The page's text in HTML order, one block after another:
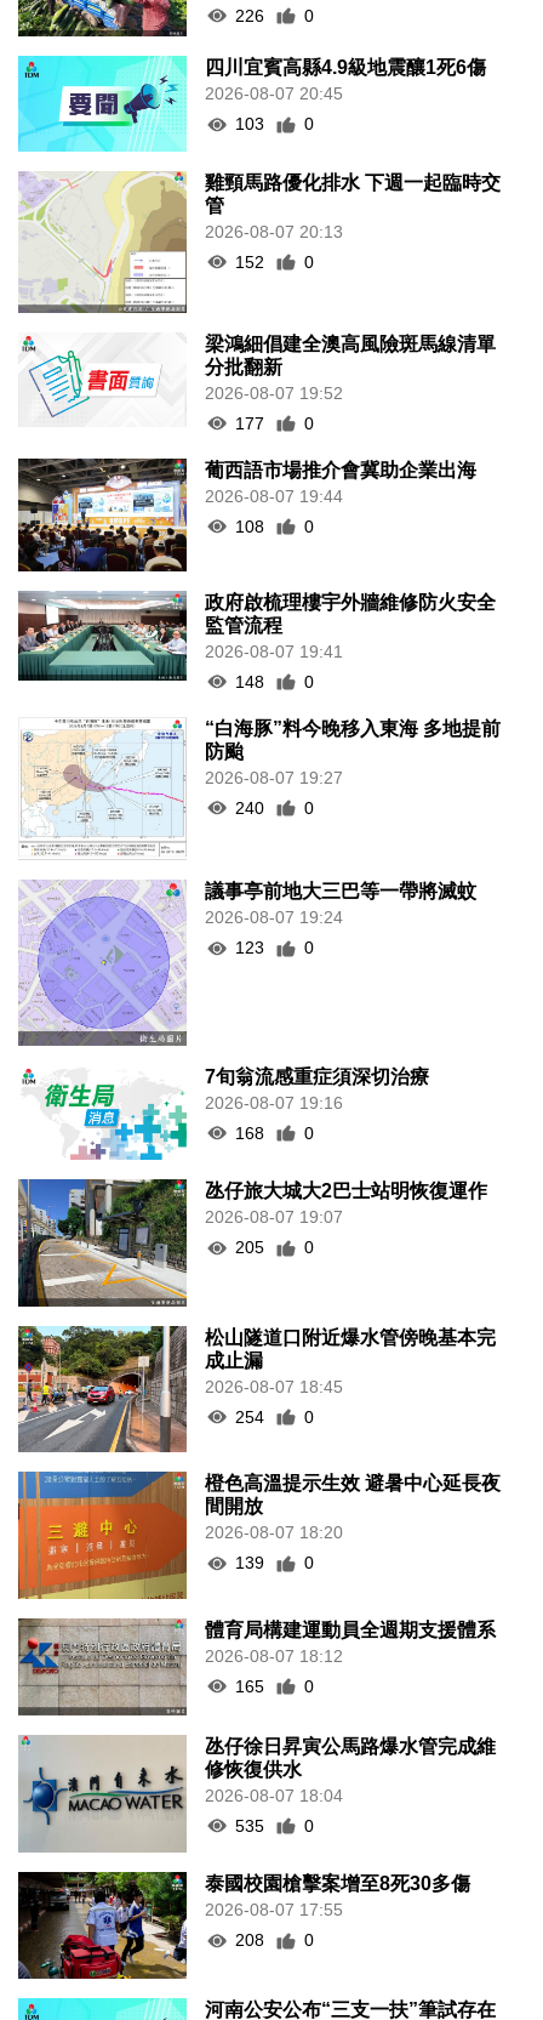
226
0
四川宜賓高縣4.9級地震釀1死6傷
2026-08-07 20:45
103
0
雞頸馬路優化排水 下週一起臨時交
管
2026-08-07 20:13
152
0
梁鴻細倡建全澳高風險斑馬線清單
分批翻新
2026-08-07 19:52
177
0
葡西語市場推介會冀助企業出海
2026-08-07 19:44
108
0
政府啟梳理樓宇外牆維修防火安全
監管流程
2026-08-07 19:41
148
0
“白海豚”料今晚移入東海 多地提前
防颱
2026-08-07 19:27
240
0
議事亭前地大三巴等一帶將滅蚊
2026-08-07 19:24
123
0
7旬翁流感重症須深切治療
2026-08-07 19:16
168
0
氹仔旅大城大2巴士站明恢復運作
2026-08-07 19:07
205
0
松山隧道口附近爆水管傍晚基本完
成止漏
2026-08-07 18:45
254
0
橙色高溫提示生效 避暑中心延長夜
間開放
2026-08-07 18:20
139
0
體育局構建運動員全週期支援體系
2026-08-07 18:12
165
0
氹仔徐日昇寅公馬路爆水管完成維
修恢復供水
2026-08-07 18:04
535
0
泰國校園槍擊案增至8死30多傷
2026-08-07 17:55
208
0
河南公安公布“三支一扶”筆試存在